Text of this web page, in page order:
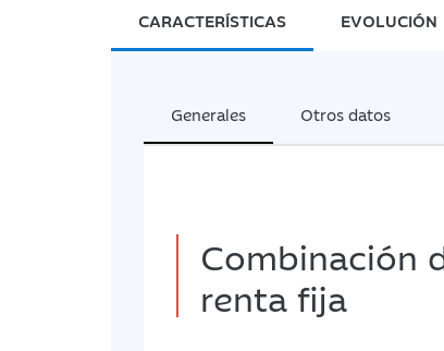
CARACTERÍSTICAS EVOLUCIÓN
Generales Otros datos
Combinación
renta fija